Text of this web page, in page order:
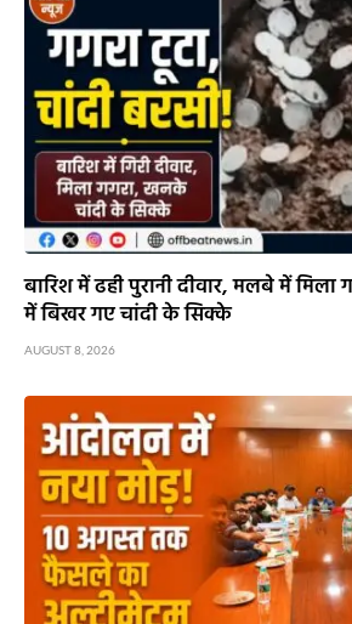
बारिश में ढही पुरानी दीवार, मलबे में
में बिखर गए चांदी के सिक्के
AUGUST 8, 2026